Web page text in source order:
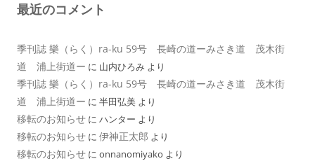
最近のコメント
季刊誌 樂（らく）ra-ku 59号 長崎の道ーみさき道 茂木街
道 浦上街道ー に 山内ひろみ より
季刊誌 樂（らく）ra-ku 59号 長崎の道ーみさき道 茂木街
道 浦上街道ー に 半田弘美 より
移転のお知らせ に ハンター より
移転のお知らせ に 伊神正太郎 より
移転のお知らせ に onnanomiyako より